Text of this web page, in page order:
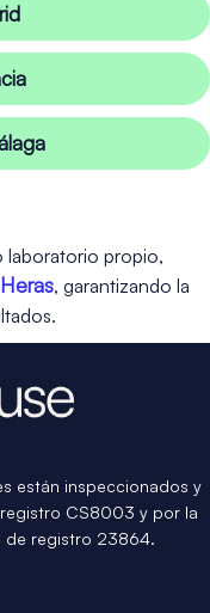
laboratorio propio,
, garantizando la
están inspeccionados y
CS8003 y por la
de registro 23864.